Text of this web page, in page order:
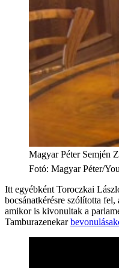
Magyar Péter Semjén
Fotó: Magyar Péter/
Itt egyébként Toroczkai
bocsánatkérésre szólította
amikor is kivonultak a
Tamburazenekar